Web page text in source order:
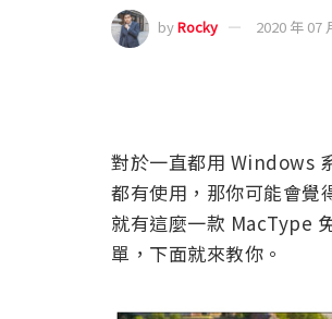
byRocky 2020 年 07
對於一直都用 Windows
都有使用，那你可能會覺
就有這麼一款 MacType
單，下面就來教你。